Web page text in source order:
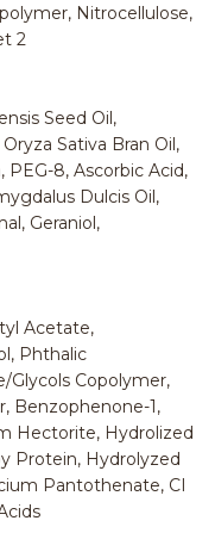
Nitrocellulose,
2
Seed Oil,
Sativa Bran Oil,
PEG-8, Ascorbic Acid,
Dulcis Oil,
Geraniol,
Acetate,
Phthalic
Glycols Copolymer,
Benzophenone-1,
Hectorite, Hydrolized
Protein, Hydrolyzed
Pantothenate, CI